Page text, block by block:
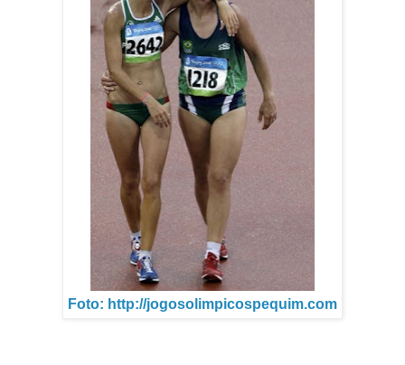
Foto: http://jogosolimpicospequim.com